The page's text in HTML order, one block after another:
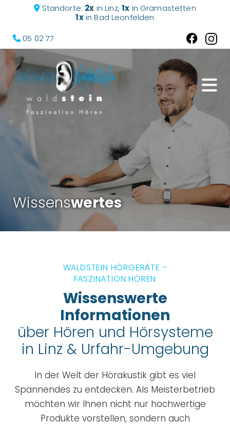
 Standorte: 2x inLinz,1x in Gramastetten
1xin Bad Leonfelden
 05 02 77
Wissenswertes
WALDSTEIN HÖRGERÄTE -
FASZINATION HÖREN
Wissenswerte
Informationen
über Hören und Hörsysteme
in Linz & Urfahr-Umgebung
In der Welt der Hörakustik gibt es viel
Spannendes zu entdecken. Als Meisterbetrieb
möchten wir Ihnen nicht nur hochwertige
Produkte vorstellen, sondern auch